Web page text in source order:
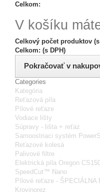
Celkom:
V košíku
Celkový počet produktov (s
Celkom: (s DPH)
Pokračovať v
Categories
Kategória
Reťazová píla
Pílové reťaze
Vodiace lišty
Súpravy - lišta + reťaz
Samoostriaci systém
Reťazové kolesá
Palivové filtre
Elektrická píla Oregon
SpeedCut™ Nano
Pílové reťaze - ŠPECIÁLNA
Krovinorez